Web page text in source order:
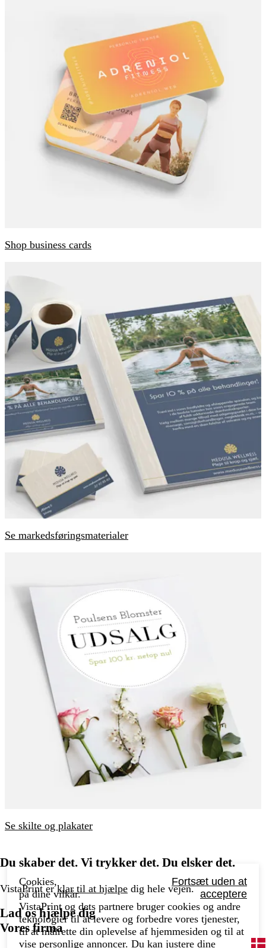
Shop business cards
Se markedsføringsmaterialer
Se skilte og plakater
Du skaber det. Vi trykker det. Du elsker det.
VistaPrint erklar til at hjælpe dig hele vejen.
Lad os hjælpe dig
Vores firma
Cookies,
på dine vilkår.
Fortsæt uden at
acceptere
VistaPrint og dets partnere bruger cookies og andre
teknologier til at levere og forbedre vores tjenester,
til at målrette din oplevelse af hjemmesiden og til at
vise personlige annoncer. Du kan justere dine